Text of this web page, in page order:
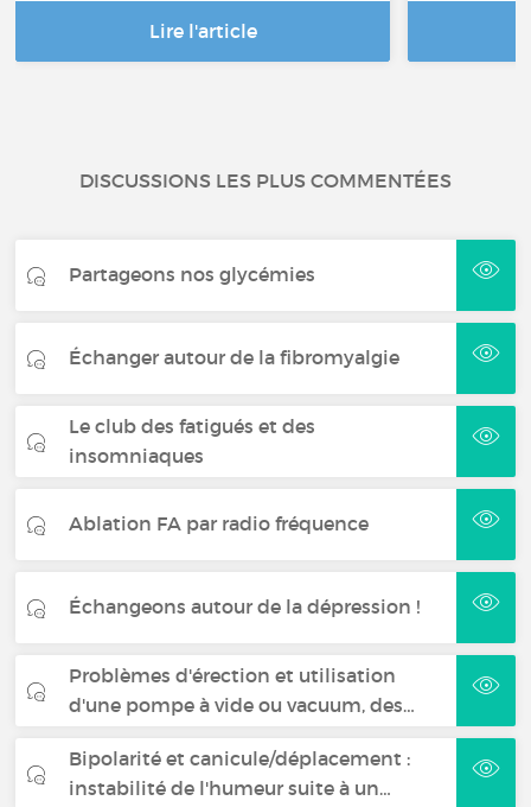
Lire l'article
DISCUSSIONS LES PLUS COMMENTÉES
Partageons nos glycémies
Échanger autour de la fibromyalgie
Le club des fatigués et des
insomniaques
Ablation FA par radio fréquence
Échangeons autour de la dépression !
Problèmes d'érection et utilisation
d'une pompe à vide ou vacuum, des…
Bipolarité et canicule/déplacement :
instabilité de l'humeur suite à un…